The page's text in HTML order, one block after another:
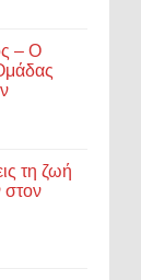
– Ο
τη ζωή
στον